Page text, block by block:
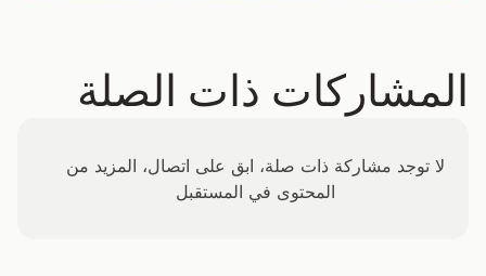
المشاركات ذات الصلة
لا توجد مشاركة ذات صلة، ابق على اتصال، المزيد من
المحتوى في المستقبل